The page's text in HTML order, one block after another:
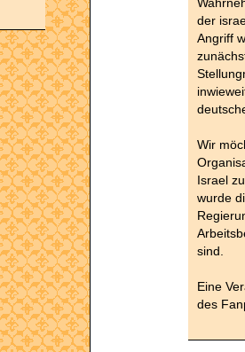
der
Angriff
Wir
Israel
wurde
sind.
Eine
des